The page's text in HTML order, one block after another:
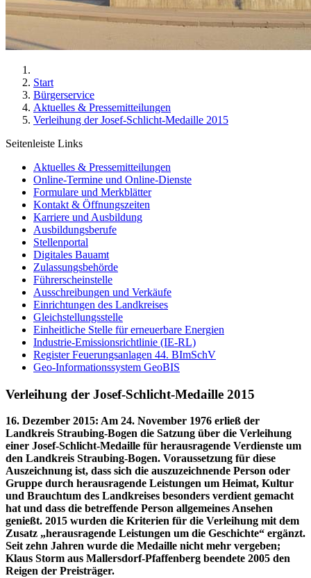
Start
Bürgerservice
Aktuelles & Pressemitteilungen
Verleihung der Josef-Schlicht-Medaille 2015
Seitenleiste Links
Aktuelles & Pressemitteilungen
Online-Termine und Online-Dienste
Formulare und Merkblätter
Kontakt & Öffnungszeiten
Karriere und Ausbildung
Ausbildungsberufe
Stellenportal
Digitales Bauamt
Zulassungsbehörde
Führerscheinstelle
Ausschreibungen und Verkäufe
Einrichtungen des Landkreises
Gleichstellungsstelle
Einheitliche Stelle für erneuerbare Energien
Industrie-Emissionsrichtlinie (IE-RL)
Register Feuerungsanlagen 44. BImSchV
Geo-Informationssystem GeoBIS
Verleihung der Josef-Schlicht-Medaille 2015
16. Dezember 2015: Am 24. November 1976 erließ der
Landkreis Straubing-Bogen die Satzung über die Verleihung
einer Josef-Schlicht-Medaille für herausragende Verdienste um
den Landkreis Straubing-Bogen. Voraussetzung für diese
Auszeichnung ist, dass sich die auszuzeichnende Person oder
Gruppe durch herausragende Leistungen um Heimat, Kultur
und Brauchtum des Landkreises besonders verdient gemacht
hat und dass die betreffende Person allgemeines Ansehen
genießt. 2015 wurden die Kriterien für die Verleihung mit dem
Zusatz „herausragende Leistungen um die Geschichte“ ergänzt.
Seit zehn Jahren wurde die Medaille nicht mehr vergeben;
Klaus Storm aus Mallersdorf-Pfaffenberg beendete 2005 den
Reigen der Preisträger.